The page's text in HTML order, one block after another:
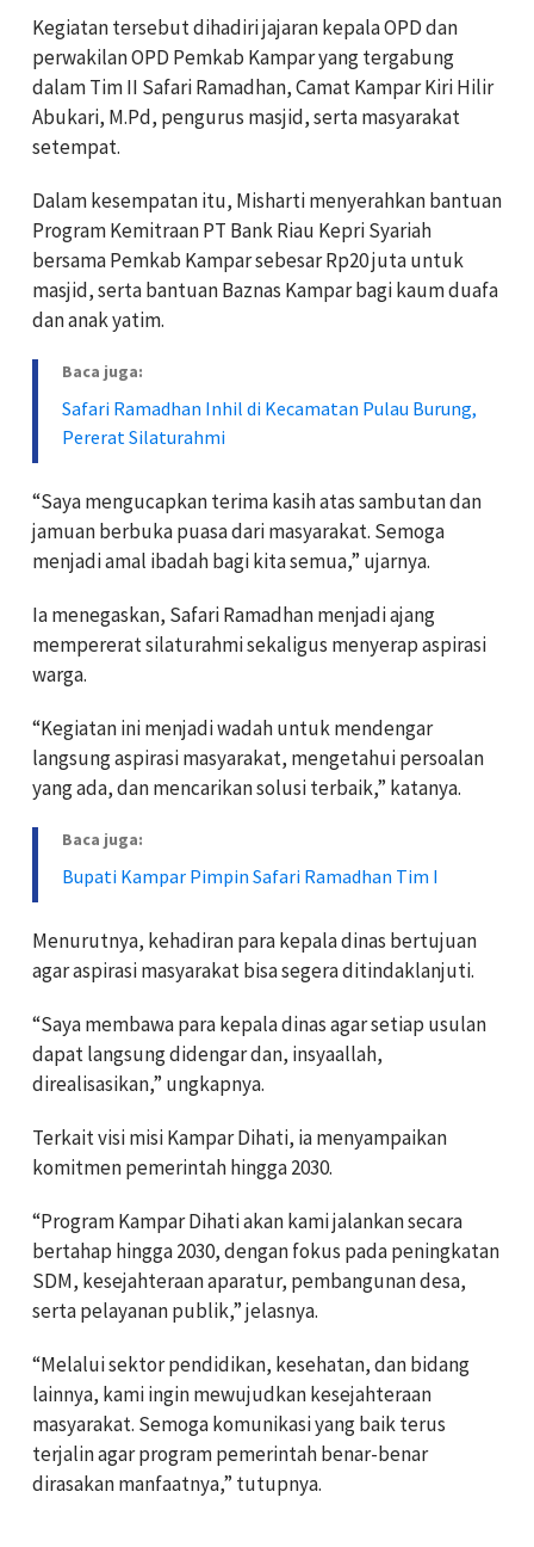
Kegiatan tersebut dihadiri jajaran kepala OPD dan
perwakilan OPD Pemkab Kampar yang tergabung
dalam Tim II Safari Ramadhan, Camat Kampar Kiri Hilir
Abukari, M.Pd, pengurus masjid, serta masyarakat
setempat.
Dalam kesempatan itu, Misharti menyerahkan bantuan
Program Kemitraan PT Bank Riau Kepri Syariah
bersama Pemkab Kampar sebesar Rp20 juta untuk
masjid, serta bantuan Baznas Kampar bagi kaum duafa
dan anak yatim.
Baca juga:
Safari Ramadhan Inhil di Kecamatan Pulau Burung,
Pererat Silaturahmi
“Saya mengucapkan terima kasih atas sambutan dan
jamuan berbuka puasa dari masyarakat. Semoga
menjadi amal ibadah bagi kita semua,” ujarnya.
Ia menegaskan, Safari Ramadhan menjadi ajang
mempererat silaturahmi sekaligus menyerap aspirasi
warga.
“Kegiatan ini menjadi wadah untuk mendengar
langsung aspirasi masyarakat, mengetahui persoalan
yang ada, dan mencarikan solusi terbaik,” katanya.
Baca juga:
Bupati Kampar Pimpin Safari Ramadhan Tim I
Menurutnya, kehadiran para kepala dinas bertujuan
agar aspirasi masyarakat bisa segera ditindaklanjuti.
“Saya membawa para kepala dinas agar setiap usulan
dapat langsung didengar dan, insyaallah,
direalisasikan,” ungkapnya.
Terkait visi misi Kampar Dihati, ia menyampaikan
komitmen pemerintah hingga 2030.
“Program Kampar Dihati akan kami jalankan secara
bertahap hingga 2030, dengan fokus pada peningkatan
SDM, kesejahteraan aparatur, pembangunan desa,
serta pelayanan publik,” jelasnya.
“Melalui sektor pendidikan, kesehatan, dan bidang
lainnya, kami ingin mewujudkan kesejahteraan
masyarakat. Semoga komunikasi yang baik terus
terjalin agar program pemerintah benar-benar
dirasakan manfaatnya,” tutupnya.